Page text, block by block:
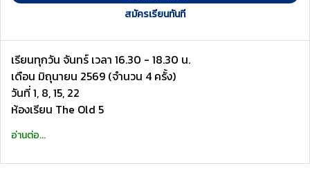
สมัครเรียนทันที
เรียนทุกวัน จันทร์ เวลา 16.30 - 18.30 น.
เดือน มิถุนายน 2569 (จำนวน 4 ครั้ง)
วันที่ 1, 8, 15, 22
ห้องเรียน The Old 5
อ่านต่อ...